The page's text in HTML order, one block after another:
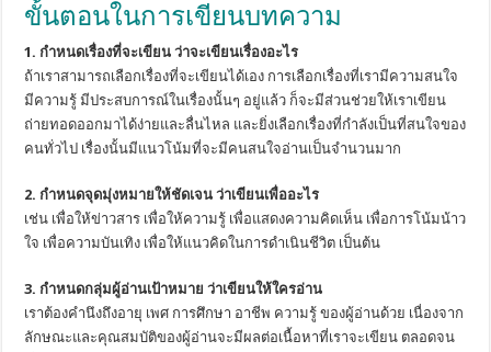
ขั้นตอนในการเขียนบทความ
1. กำหนดเรื่องที่จะเขียน ว่าจะเขียนเรื่องอะไร
ถ้าเราสามารถเลือกเรื่องที่จะเขียนได้เอง การเลือกเรื่องที่เรามีความสนใจ
มีความรู้ มีประสบการณ์ในเรื่องนั้นๆ อยู่แล้ว ก็จะมีส่วนช่วยให้เราเขียน
ถ่ายทอดออกมาได้ง่ายและลื่นไหล และยิ่งเลือกเรื่องที่กำลังเป็นที่สนใจของ
คนทั่วไป เรื่องนั้นมีแนวโน้มที่จะมีคนสนใจอ่านเป็นจำนวนมาก
2. กำหนดจุดมุ่งหมายให้ชัดเจน ว่าเขียนเพื่ออะไร
เช่น เพื่อให้ข่าวสาร เพื่อให้ความรู้ เพื่อแสดงความคิดเห็น เพื่อการโน้มน้าว
ใจ เพื่อความบันเทิง เพื่อให้แนวคิดในการดำเนินชีวิต เป็นต้น
3. กำหนดกลุ่มผู้อ่านเป้าหมาย ว่าเขียนให้ใครอ่าน
เราต้องคำนึงถึงอายุ เพศ การศึกษา อาชีพ ความรู้ ของผู้อ่านด้วย เนื่องจาก
ลักษณะและคุณสมบัติของผู้อ่านจะมีผลต่อเนื้อหาที่เราจะเขียน ตลอดจน